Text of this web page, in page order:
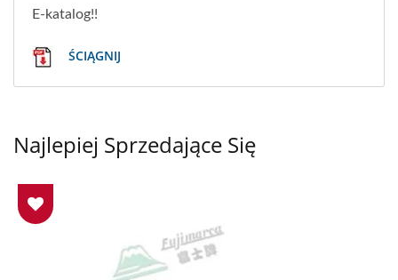
E-katalog!!
ŚCIĄGNIJ
Najlepiej Sprzedające Się